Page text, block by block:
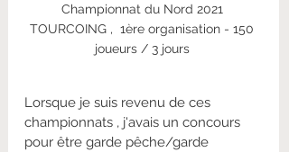
Championnat du Nord 2021
TOURCOING ,  1ère organisation - 150
joueurs / 3 jours
Lorsque je suis revenu de ces
championnats , j'avais un concours
pour être garde pêche/garde